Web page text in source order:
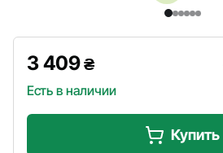
3 409₴
Есть в наличии
Купить